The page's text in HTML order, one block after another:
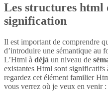
Les structures html
signification
Il est important de comprendre
d’introduire une sémantique au
L’Html à déjà un niveau de
existantes Html sont significatifs
regardez cet élément familier
vous verrez où je veux en venir :